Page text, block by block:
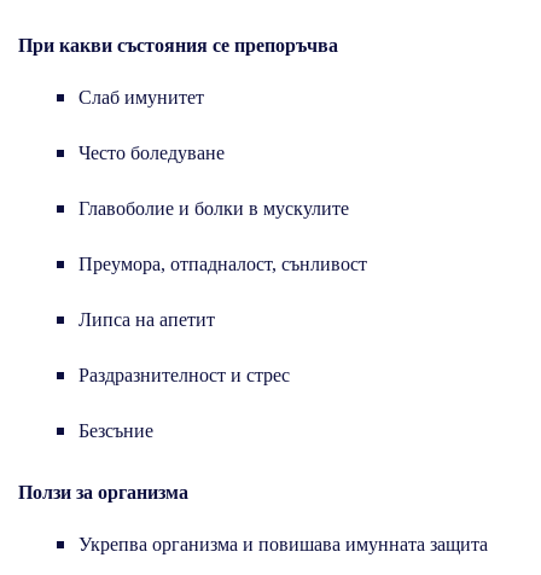
При какви състояния се препоръчва
Слаб имунитет
Често боледуване
Главоболие и болки в мускулите
Преумора, отпадналост, сънливост
Липса на апетит
Раздразнителност и стрес
Безсъние
Ползи за организма
Укрепва организма и повишава имунната защита